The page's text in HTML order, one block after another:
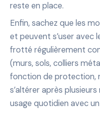
reste en place.
Enfin, sachez que les
et peuvent s’user avec
frotté régulièrement
(murs, sols, colliers
fonction de protection,
s’altérer après
usage quotidien avec